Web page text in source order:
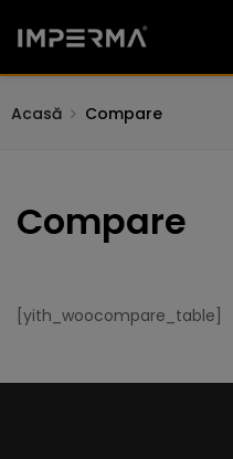
Acasă Compare
Compare
[yith_woocompare_table]